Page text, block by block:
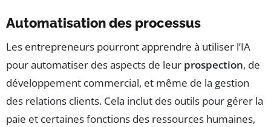
Automatisation des processus
Les entrepreneurs pourront apprendre à utiliser l’IA
pour automatiser des aspects de leur prospection, de
développement commercial, et même de la gestion
des relations clients. Cela inclut des outils pour gérer la
paie et certaines fonctions des ressources humaines,